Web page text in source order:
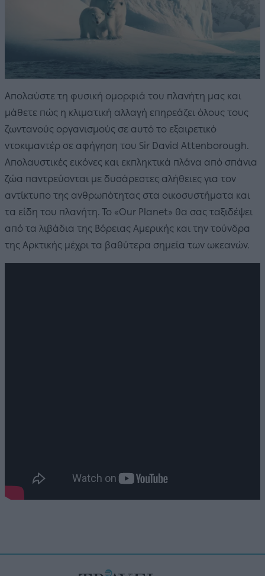
Απολαύστε τη φυσική ομορφιά του πλανήτη μας και
μάθετε πώς η κλιματική αλλαγή επηρεάζει όλους τους
ζωντανούς οργανισμούς σε αυτό το εξαιρετικό
ντοκιμαντέρ σε αφήγηση του Sir David Attenborough.
Απολαυστικές εικόνες και εκπληκτικά πλάνα από σπάνια
ζώα παντρεύονται με δυσάρεστες αλήθειες για τον
αντίκτυπο της ανθρωπότητας στα οικοσυστήματα και
τα είδη του πλανήτη. Το «Our Planet» θα σας ταξιδέψει
από τα λιβάδια της Βόρειας Αμερικής και την τούνδρα
της Αρκτικής μέχρι τα βαθύτερα σημεία των ωκεανών.